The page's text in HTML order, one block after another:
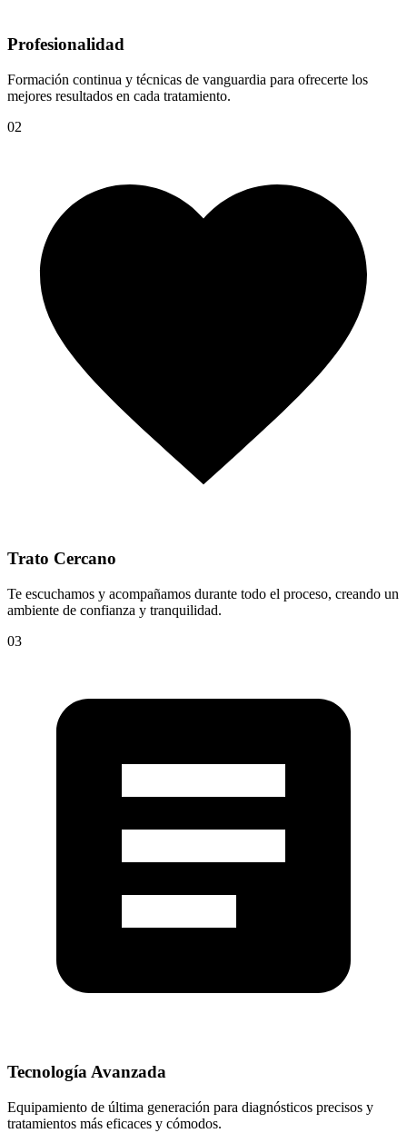
Profesionalidad
Formación continua y técnicas de vanguardia para ofrecerte los
mejores resultados en cada tratamiento.
02
Trato Cercano
Te escuchamos y acompañamos durante todo el proceso, creando un
ambiente de confianza y tranquilidad.
03
Tecnología Avanzada
Equipamiento de última generación para diagnósticos precisos y
tratamientos más eficaces y cómodos.